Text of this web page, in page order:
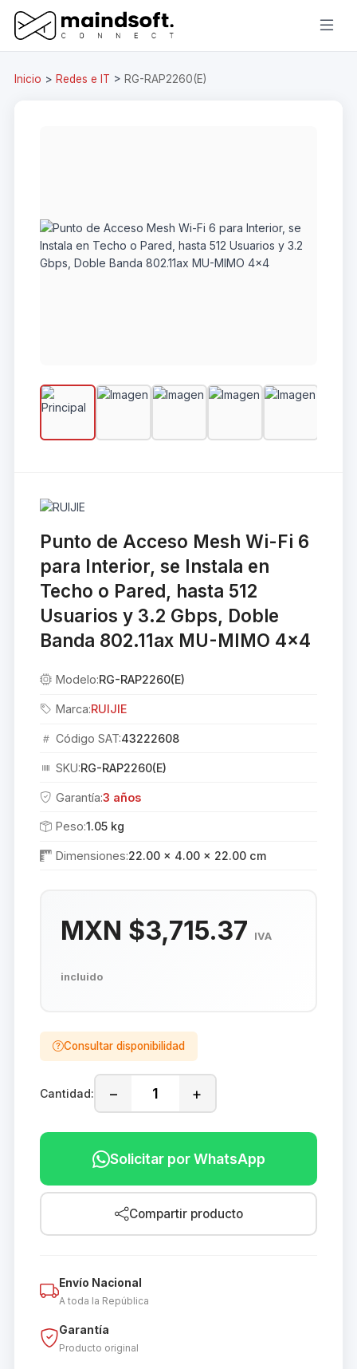
Inicio > Redes e IT > RG-RAP2260(E)
Punto de Acceso Mesh Wi-Fi 6
para Interior, se Instala en
Techo o Pared, hasta 512
Usuarios y 3.2 Gbps, Doble
Banda 802.11ax MU-MIMO 4x4
Modelo:RG-RAP2260(E)
Marca:RUIJIE
Código SAT:43222608
SKU:RG-RAP2260(E)
Garantía:3 años
Peso:1.05 kg
Dimensiones:22.00 × 4.00 × 22.00 cm
MXN $3,715.37 IVA
incluido
Consultar disponibilidad
Cantidad: − +
Solicitar por WhatsApp
Compartir producto
Envío Nacional
A toda la República
Garantía
Producto original